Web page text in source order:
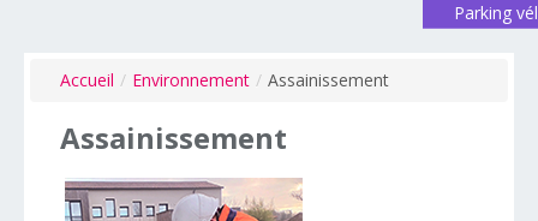
Parking
Accueil / Environnement / Assainissement
Assainissement